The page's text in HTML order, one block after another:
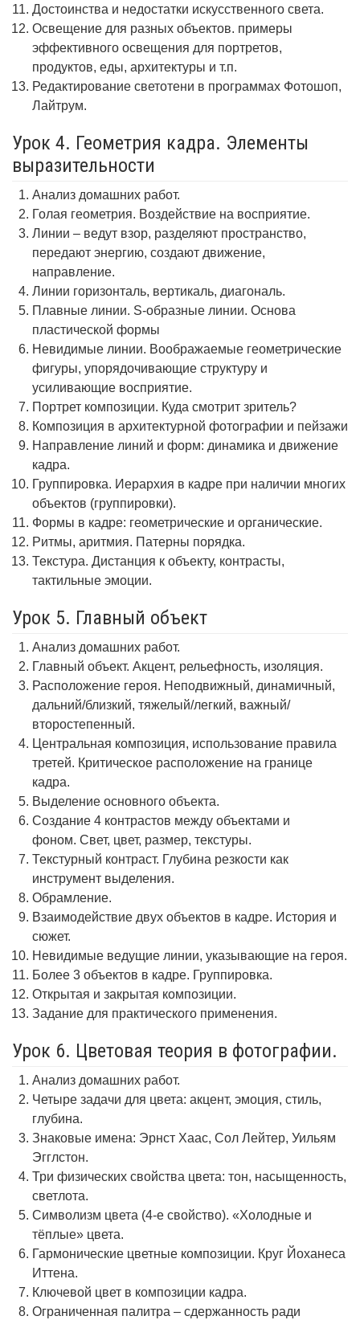
Достоинства и недостатки искусственного света.
Освещение для разных объектов. примеры
эффективного освещения для портретов,
продуктов, еды, архитектуры и т.п.
Редактирование светотени в программах Фотошоп,
Лайтрум.
Урок 4. Геометрия кадра. Элементы
выразительности
Анализ домашних работ.
Голая геометрия. Воздействие на восприятие.
Линии – ведут взор, разделяют пространство,
передают энергию, создают движение,
направление.
Линии горизонталь, вертикаль, диагональ.
Плавные линии. S-образные линии. Основа
пластической формы
Невидимые линии. Воображаемые геометрические
фигуры, упорядочивающие структуру и
усиливающие восприятие.
Портрет композиции. Куда смотрит зритель?
Композиция в архитектурной фотографии и пейзажи
Направление линий и форм: динамика и движение
кадра.
Группировка. Иерархия в кадре при наличии многих
объектов (группировки).
Формы в кадре: геометрические и органические.
Ритмы, аритмия. Патерны порядка.
Текстура. Дистанция к объекту, контрасты,
тактильные эмоции.
Урок 5. Главный объект
Анализ домашних работ.
Главный объект. Акцент, рельефность, изоляция.
Расположение героя. Неподвижный, динамичный,
дальний/близкий, тяжелый/легкий, важный/
второстепенный.
Центральная композиция, использование правила
третей. Критическое расположение на границе
кадра.
Выделение основного объекта.
Создание 4 контрастов между объектами и
фоном. Свет, цвет, размер, текстуры.
Текстурный контраст. Глубина резкости как
инструмент выделения.
Обрамление.
Взаимодействие двух объектов в кадре. История и
сюжет.
Невидимые ведущие линии, указывающие на героя.
Более 3 объектов в кадре. Группировка.
Открытая и закрытая композиции.
Задание для практического применения.
Урок 6. Цветовая теория в фотографии.
Анализ домашних работ.
Четыре задачи для цвета: акцент, эмоция, стиль,
глубина.
Знаковые имена: Эрнст Хаас, Сол Лейтер, Уильям
Эгглстон.
Три физических свойства цвета: тон, насыщенность,
светлота.
Символизм цвета (4-е свойство). «Холодные и
тёплые» цвета.
Гармонические цветные композиции. Круг Йоханеса
Иттена.
Ключевой цвет в композиции кадра.
Ограниченная палитра – сдержанность ради